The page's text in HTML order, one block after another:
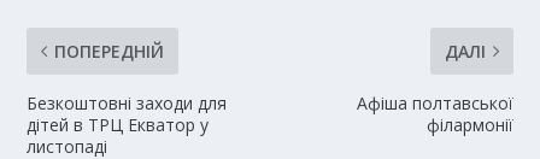
ПОПЕРЕДНІЙ
Безкоштовні заходи для
дітей в ТРЦ Екватор у
листопаді
ДАЛІ
Афіша полтавської
філармонії